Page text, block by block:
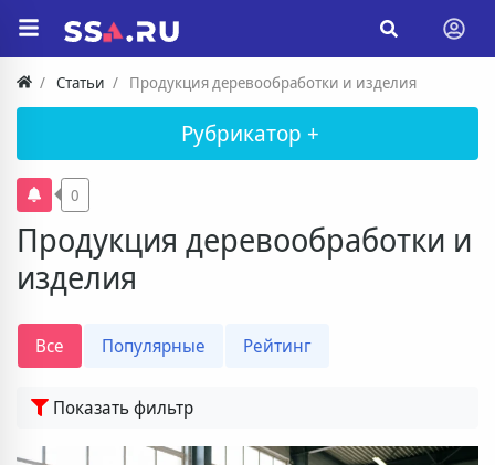
Статьи Продукция деревообработки и изделия
Рубрикатор +
Продукция деревообработки и
изделия
0
Все Популярные Рейтинг
Показать фильтр